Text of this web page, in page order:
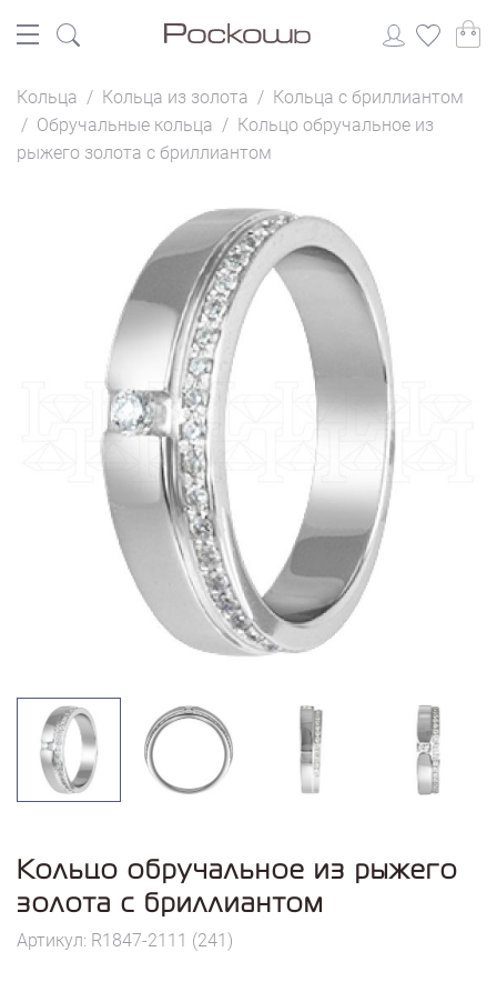
Кольца / Кольца из золота / Кольца с бриллиантом
/ Обручальные кольца / Кольцо обручальное из
рыжего золота с бриллиантом
Кольцо обручальное из рыжего
золота с бриллиантом
Артикул: R1847-2111 (241)